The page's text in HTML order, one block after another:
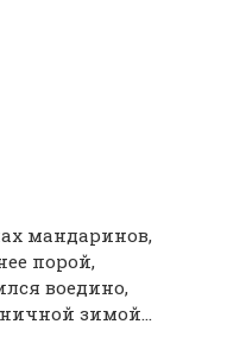
мандаринов,
порой,
воедино,
зимой...